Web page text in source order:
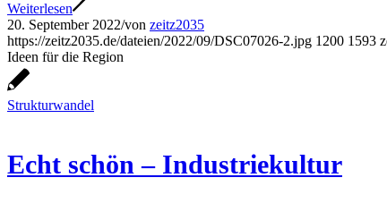
Weiterlesen
20. September 2022/von zeitz2035
https://zeitz2035.de/dateien/2022/09/DSC07026-2.jpg 1200 1593
Ideen für die Region
Strukturwandel
Echt schön – Industriekultur